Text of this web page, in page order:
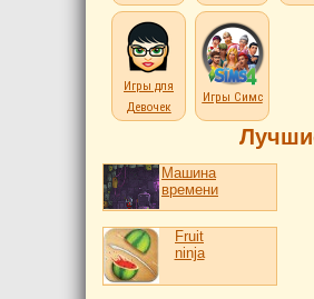
Игры для
Девочек
Игры Симс
Машина
времени
Fruit
ninja